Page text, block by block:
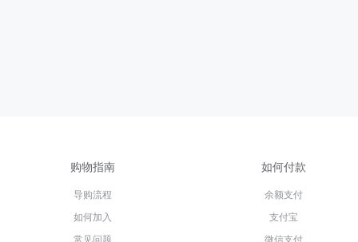
购物指南
导购流程
如何加入
常见问题
如何付款
余额支付
支付宝
微信支付